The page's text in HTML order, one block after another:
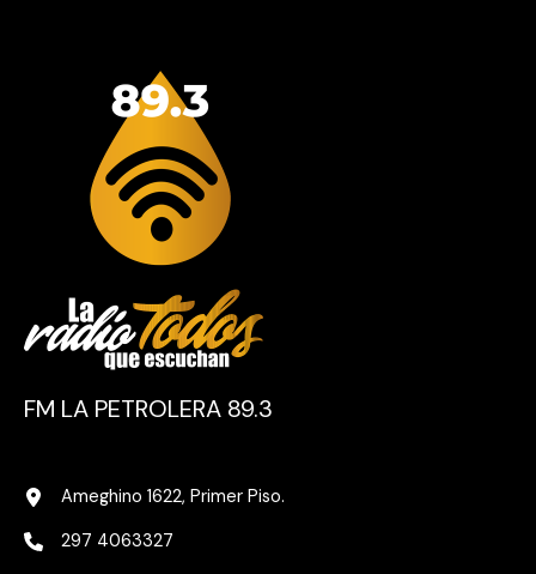
FM LA PETROLERA 89.3
Ameghino 1622, Primer Piso.
297 4063327